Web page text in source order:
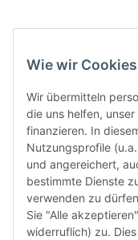
Wie wir
Wir übermitteln
die uns helfen,
finanzieren. In
Nutzungsprofile
und angereichert,
bestimmte Dienste
verwenden zu
Sie "Alle
widerruflich) zu.